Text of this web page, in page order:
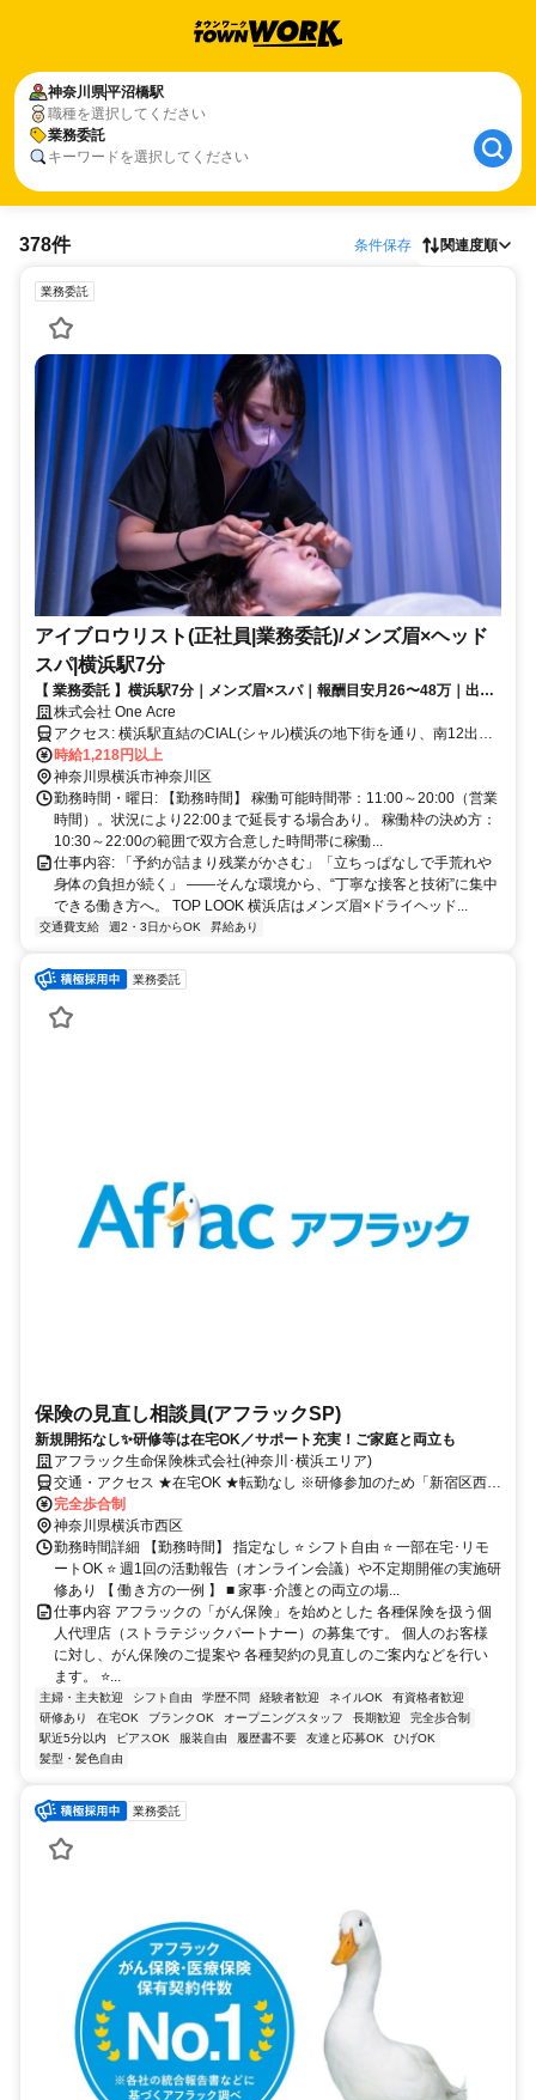
神奈川県平沼橋駅
職種を選択してください
業務委託
キーワードを選択してください
378件 条件保存 関連度順
業務委託
アイブロウリスト(正社員|業務委託)/メンズ眉×ヘッド
スパ|横浜駅7分
【 業務委託 】横浜駅7分｜メンズ眉×スパ｜報酬目安月26〜48万｜出勤
日数調整可（週3～5など）
株式会社 One Acre
アクセス: 横浜駅直結のCIAL(シャル)横浜の地下街を通り、南12出口
から地上に出て左へ進み、歩道橋を渡り真っ直ぐ進むと、沢渡中央公
園の手前の1階にほっともっとがある東興ビルの3階です。インターホ
ンを押さずそのままお入りください。
時給1,218円以上
神奈川県横浜市神奈川区
勤務時間・曜日: 【勤務時間】 稼働可能時間帯：11:00～20:00（営業
時間）。状況により22:00まで延長する場合あり。 稼働枠の決め方：
10:30～22:00の範囲で双方合意した時間帯に稼働...
仕事内容: 「予約が詰まり残業がかさむ」「立ちっぱなしで手荒れや
身体の負担が続く」 ——そんな環境から、“丁寧な接客と技術”に集中
できる働き方へ。 TOP LOOK 横浜店はメンズ眉×ドライヘッド...
交通費支給 週2・3日からOK 昇給あり
業務委託
保険の見直し相談員(アフラックSP)
新規開拓なし✨研修等は在宅OK／サポート充実！ご家庭と両立も
アフラック生命保険株式会社(神奈川･横浜エリア)
交通・アクセス ★在宅OK ★転勤なし ※研修参加のため「新宿区西新
宿」への出社あり
完全歩合制
神奈川県横浜市西区
勤務時間詳細 【勤務時間】 指定なし ⭐ シフト自由 ⭐ 一部在宅･リモ
ートOK ⭐ 週1回の活動報告（オンライン会議）や不定期開催の実施研
修あり 【 働き方の一例 】 ■ 家事･介護との両立の場...
仕事内容 アフラックの「がん保険」を始めとした 各種保険を扱う個
人代理店（ストラテジックパートナー）の募集です。 個人のお客様
に対し、がん保険のご提案や 各種契約の見直しのご案内などを行い
ます。 ⭐...
主婦・主夫歓迎 シフト自由 学歴不問 経験者歓迎 ネイルOK
有資格者歓迎
研修あり
在宅OK ブランクOK オープニングスタッフ 長期歓迎
完全歩合制
駅近5分以内
ピアスOK 服装自由 履歴書不要 友達と応募OK
ひげOK
髪型・髪色自由
業務委託